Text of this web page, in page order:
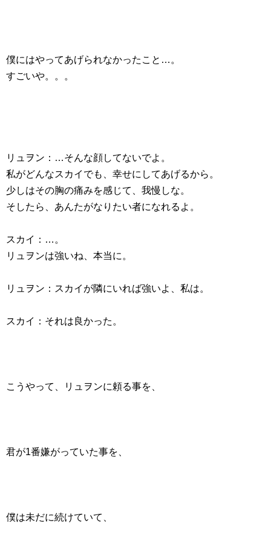
僕にはやってあげられなかったこと…。
すごいや。。。
リュヲン：…そんな顔してないでよ。
私がどんなスカイでも、幸せにしてあげるから。
少しはその胸の痛みを感じて、我慢しな。
そしたら、あんたがなりたい者になれるよ。
スカイ：…。
リュヲンは強いね、本当に。
リュヲン：スカイが隣にいれば強いよ、私は。
スカイ：それは良かった。
こうやって、リュヲンに頼る事を、
君が1番嫌がっていた事を、
僕は未だに続けていて、